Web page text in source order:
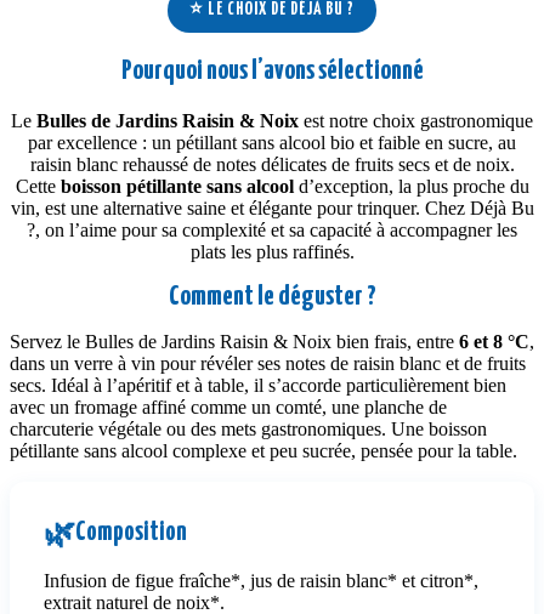
⭐ LE CHOIX DE DÉJÀ BU ?
Pourquoi nous l’avons sélectionné
Le Bulles de Jardins Raisin & Noix est notre choix gastronomique
par excellence : un pétillant sans alcool bio et faible en sucre, au
raisin blanc rehaussé de notes délicates de fruits secs et de noix.
Cette boisson pétillante sans alcoold’exception, la plus proche du
vin, est une alternative saine et élégante pour trinquer. Chez Déjà Bu
?, on l’aime pour sa complexité et sa capacité à accompagner les
plats les plus raffinés.
Comment le déguster ?
Servez le Bulles de Jardins Raisin & Noix bien frais, entre 6 et 8 °C,
dans un verre à vin pour révéler ses notes de raisin blanc et de fruits
secs. Idéal à l’apéritif et à table, il s’accorde particulièrement bien
avec un fromage affiné comme un comté, une planche de
charcuterie végétale ou des mets gastronomiques. Une boisson
pétillante sans alcool complexe et peu sucrée, pensée pour la table.
🌿Composition
Infusion de figue fraîche*, jus de raisin blanc* et citron*,
extrait naturel de noix*.